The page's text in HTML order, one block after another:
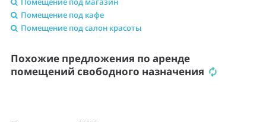
Помещение под кафе
Помещение под салон красоты
Похожие предложения по аренде
помещений свободного назначения